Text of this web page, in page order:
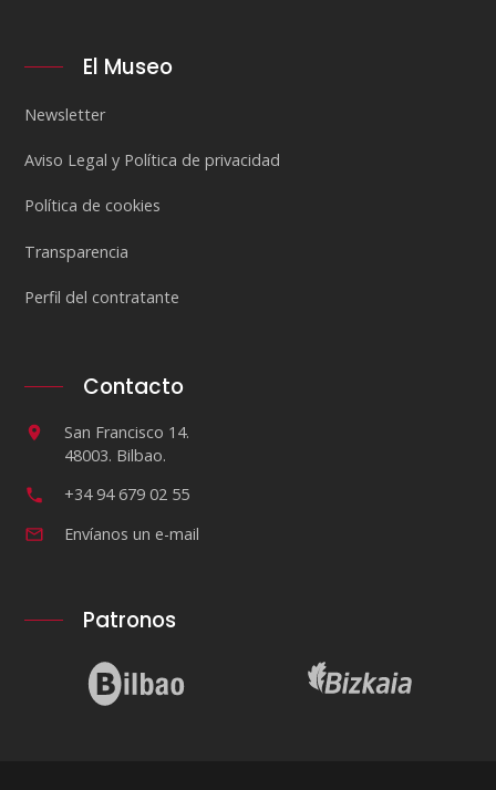
El Museo
Newsletter
Aviso Legal y Política de privacidad
Política de cookies
Transparencia
Perfil del contratante
Contacto
San Francisco 14.
48003. Bilbao.
+34 94 679 02 55
Envíanos un e-mail
Patronos